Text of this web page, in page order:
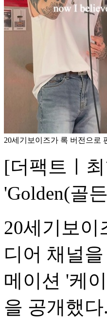
20세기보이즈가 록 버전으로
[더팩트ㅣ
'Golden(골
20세기보이
디어 채널
메이션 '케
을 공개했다.